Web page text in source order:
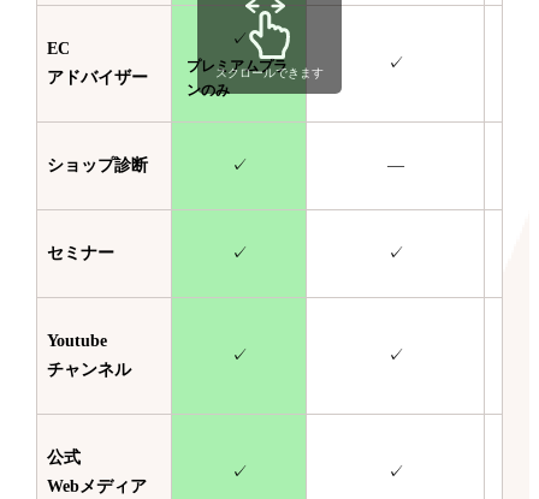
EC
アドバイザー
✓
プレミアムプラ
ンのみ
✓
ショップ診断 ✓ —
セミナー ✓ ✓
Youtube
チャンネル
✓ ✓
公式
Webメディア
✓ ✓
スクロールできます